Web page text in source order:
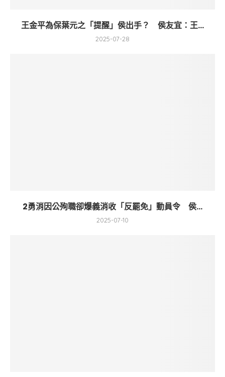
王金平為保葉元之「提醒」侯出手？ 侯友宜：王...
2025-07-28
2勇消因公殉職卻爆義消收「反罷免」動員令 侯...
2025-07-10